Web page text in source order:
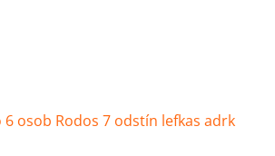
6 osob Rodos 7 odstín lefkas adrk